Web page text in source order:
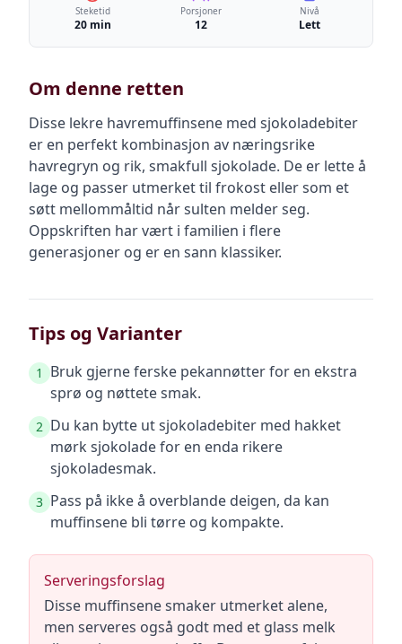
Steketid
20 min
Porsjoner
12
Nivå
Lett
Om denne retten
Disse lekre havremuffinsene med sjokoladebiter
er en perfekt kombinasjon av næringsrike
havregryn og rik, smakfull sjokolade. De er lette å
lage og passer utmerket til frokost eller som et
søtt mellommåltid når sulten melder seg.
Oppskriften har vært i familien i flere
generasjoner og er en sann klassiker.
Tips og Varianter
1
Bruk gjerne ferske pekannøtter for en ekstra
sprø og nøttete smak.
2 Du kan bytte ut sjokoladebiter med hakket
mørk sjokolade for en enda rikere
sjokoladesmak.
3 Pass på ikke å overblande deigen, da kan
muffinsene bli tørre og kompakte.
Serveringsforslag
Disse muffinsene smaker utmerket alene,
men serveres også godt med et glass melk